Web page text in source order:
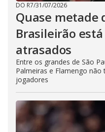
DO R7/31/07/2026
Quase metade
Brasileirão
atrasados
Entre os grandes de São
Palmeiras e Flamengo
jogadores